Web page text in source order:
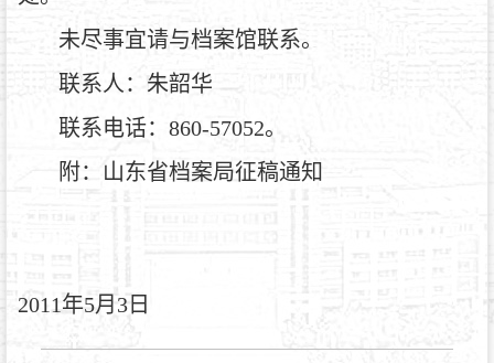
未尽事宜请与档案馆联系。
联系人：朱韶华
联系电话：860-57052。
附： 山东省档案局征稿通知
2011年5月3日